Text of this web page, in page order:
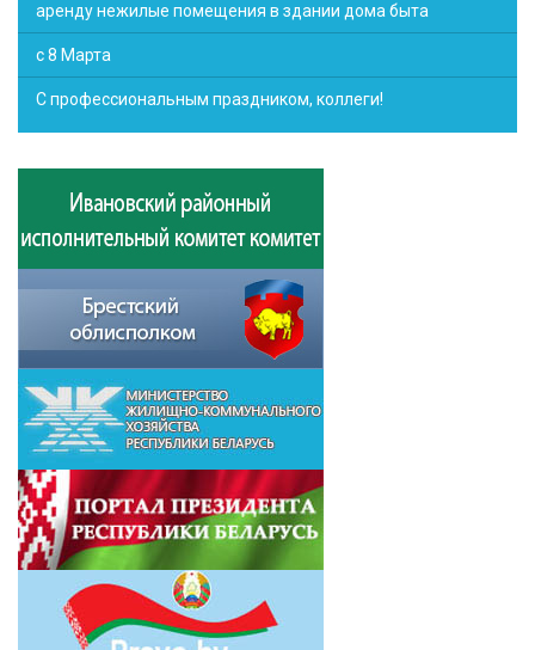
аренду нежилые помещения в здании дома быта
с 8 Марта
С профессиональным праздником, коллеги!